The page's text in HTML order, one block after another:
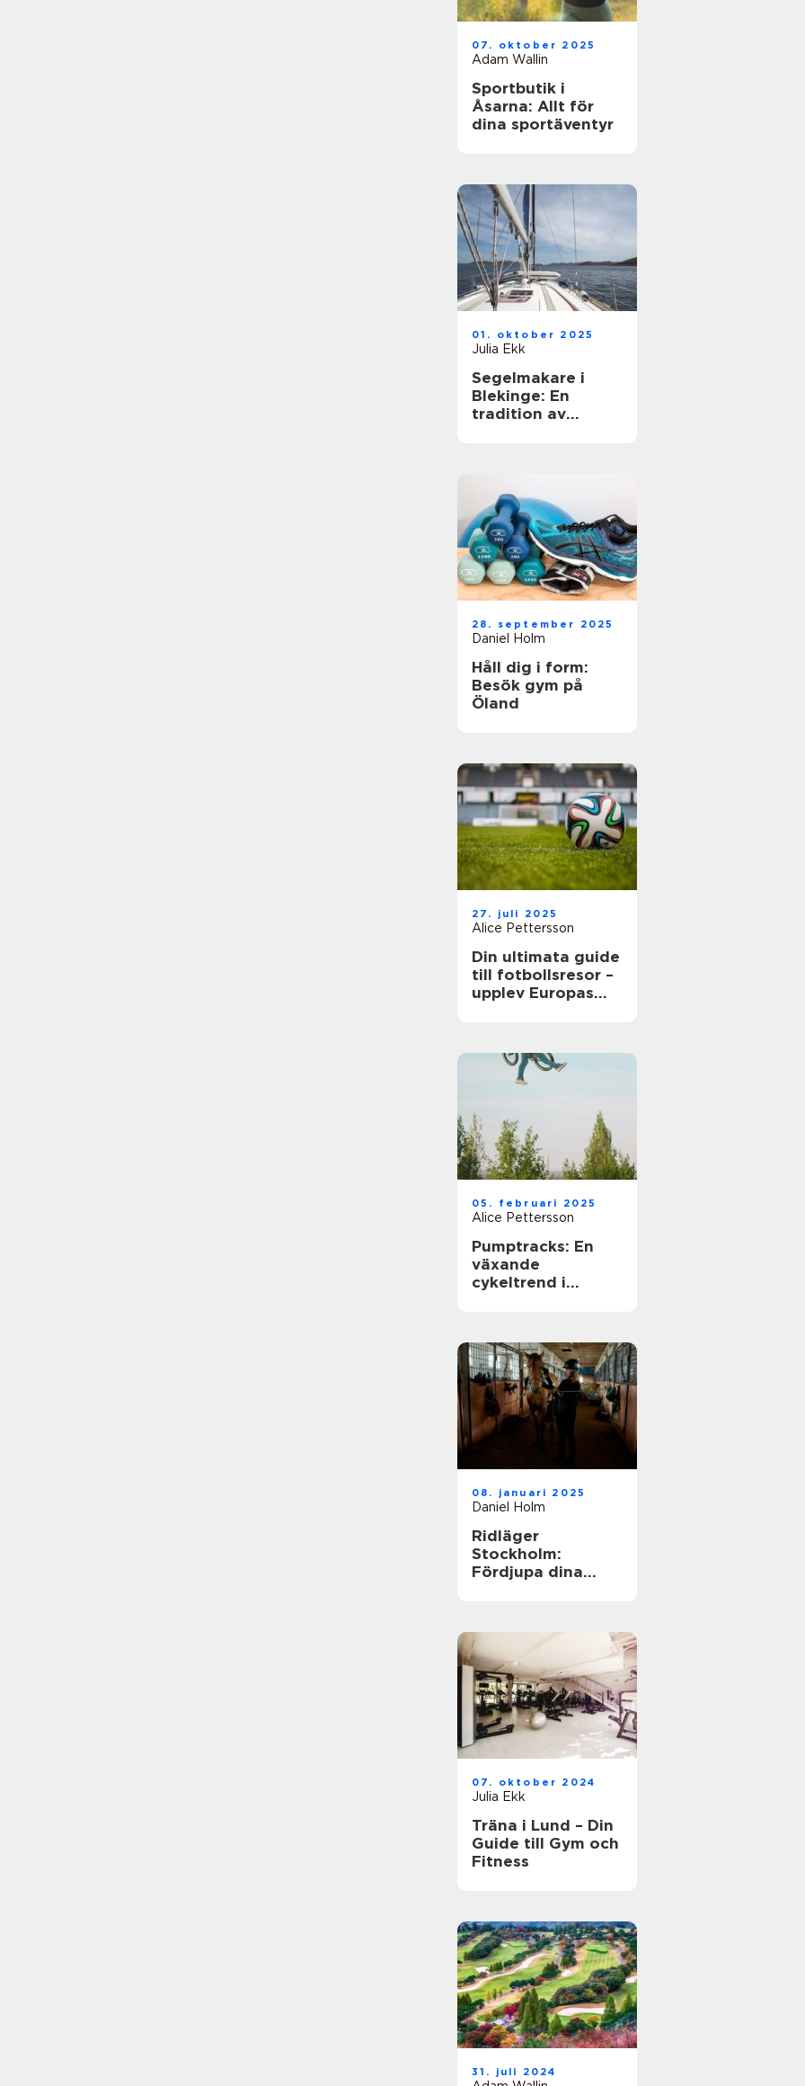
07. oktober 2025
Adam Wallin
Sportbutik i
Åsarna: Allt för
dina sportäventyr
01. oktober 2025
Julia Ekk
Segelmakare i
Blekinge: En
tradition av
28. september 2025
Daniel Holm
Håll dig i form:
Besök gym på
Öland
27. juli 2025
Alice Pettersson
Din ultimata guide
till fotbollsresor –
upplev Europas
05. februari 2025
Alice Pettersson
Pumptracks: En
växande
cykeltrend i
08. januari 2025
Daniel Holm
Ridläger
Stockholm:
Fördjupa dina
07. oktober 2024
Julia Ekk
Träna i Lund – Din
Guide till Gym och
Fitness
31. juli 2024